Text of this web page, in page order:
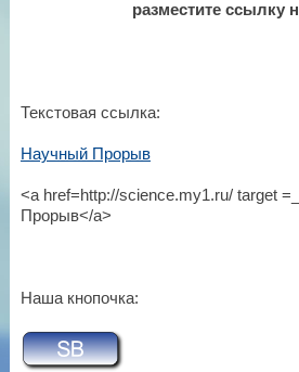
разместите ссылку
Текстовая ссылка:
Научный Прорыв
<a href=http://science.my1.ru/ target
Прорыв</a>
Наша кнопочка: